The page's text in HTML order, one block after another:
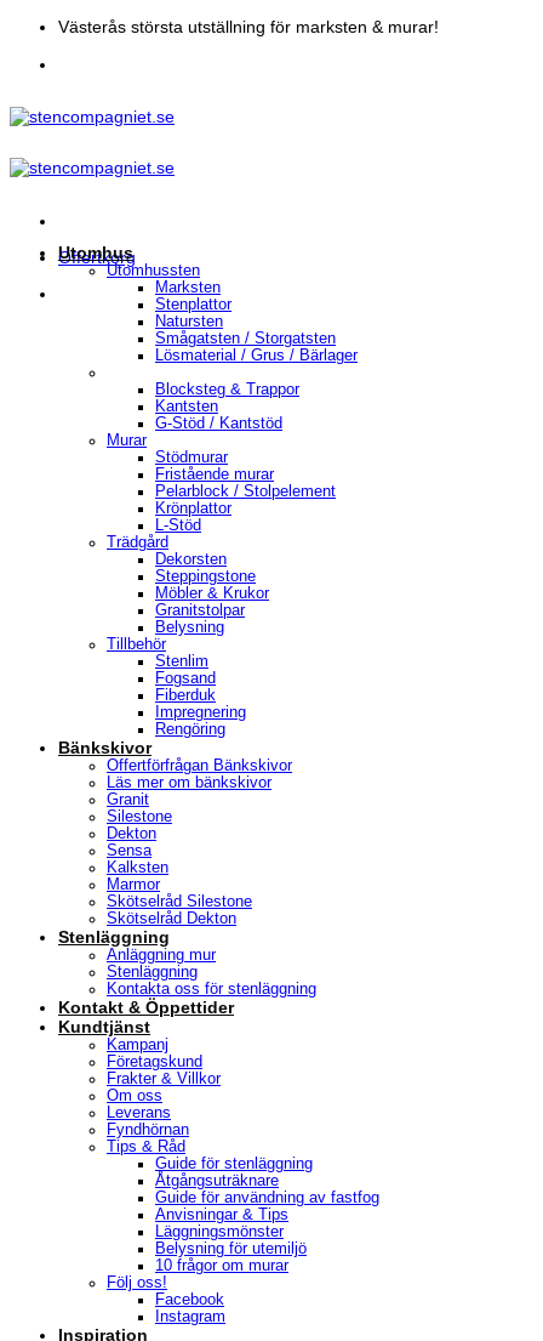
Skip
content
Västerås största utställning för marksten & murar!
Offertkorg
Utomhus
Utomhussten
Marksten
Stenplattor
Natursten
Smågatsten / Storgatsten
Lösmaterial / Grus / Bärlager
Blocksteg & Trappor
Kantsten
G-Stöd / Kantstöd
Murar
Stödmurar
Fristående murar
Pelarblock / Stolpelement
Krönplattor
L-Stöd
Trädgård
Dekorsten
Steppingstone
Möbler & Krukor
Granitstolpar
Belysning
Tillbehör
Stenlim
Fogsand
Fiberduk
Impregnering
Rengöring
Bänkskivor
Offertförfrågan Bänkskivor
Läs mer om bänkskivor
Granit
Silestone
Dekton
Sensa
Kalksten
Marmor
Skötselråd Silestone
Skötselråd Dekton
Stenläggning
Anläggning mur
Stenläggning
Kontakta oss för stenläggning
Kontakt & Öppettider
Kundtjänst
Kampanj
Företagskund
Frakter & Villkor
Om oss
Leverans
Fyndhörnan
Tips & Råd
Guide för stenläggning
Åtgångsuträknare
Guide för användning av fastfog
Anvisningar & Tips
Läggningsmönster
Belysning för utemiljö
10 frågor om murar
Följ oss!
Facebook
Instagram
Inspiration